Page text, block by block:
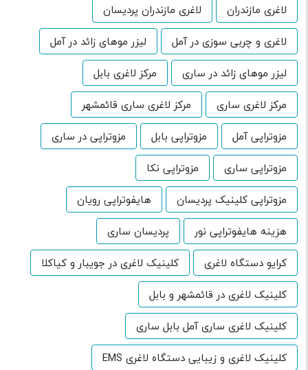
لاغری مازندران
لاغری مازندران پردیسان
لاغری و چربی سوزی در آمل
لیزر موهای زائد در آمل
لیزر موهای زائد در ساری
مرکز لاغری بابل
مرکز لاغری ساری
مرکز لاغری ساری قائمشهر
مزوتراپی آمل
مزوتراپی بابل
مزوتراپی در ساری
مزوتراپی ساری
مزوتراپی نکا
مزوتراپی کلینیک پردیسان
هایفوتراپی رویان
هزینه هایفوتراپی نور
پردیسان ساری
کرایو دستگاه لاغری
کلینیک لاغری در جویبار و کیاکلا
کلینیک لاغری در قائمشهر و بابل
کلینیک لاغری ساری آمل بابل ساری
کلینیک لاغری و زیبایی دستگاه لاغری EMS